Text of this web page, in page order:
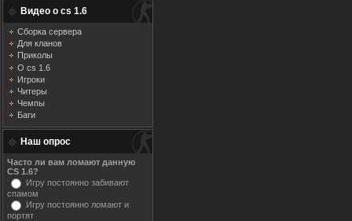
Видео о cs 1.6
Сборка сервера
Для кланов
Приколы
О cs 1.6
Игроки
Читеры
Чемпы
Баги
Наш опрос
Часто ли вам ломают данную
CS 1.6?
Игру постоянно забивают
спамом
Игру постоянно ломают и
портят